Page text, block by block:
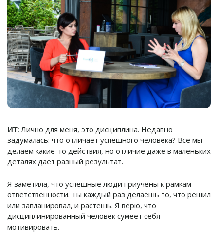
ИТ: Лично для меня, это дисциплина. Недавно
задумалась: что отличает успешного человека? Все мы
делаем какие-то действия, но отличие даже в маленьких
деталях дает разный результат.
Я заметила, что успешные люди приучены к рамкам
ответственности. Ты каждый раз делаешь то, что решил
или запланировал, и растешь. Я верю, что
дисциплинированный человек сумеет себя
мотивировать.